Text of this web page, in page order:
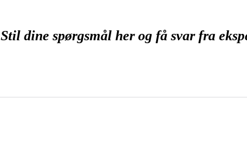
Stil dine spørgsmål her og få svar fra